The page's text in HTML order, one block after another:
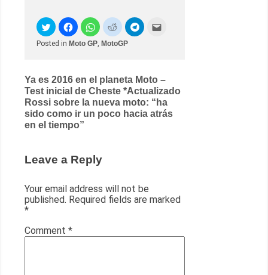
Posted in Moto GP MotoGP
Post
navigation
Ya es 2016 en el planeta Moto –
Test inicial de Cheste *Actualizado
Rossi sobre la nueva moto: “ha
sido como ir un poco hacia atrás
en el tiempo”
Leave a Reply
Your email address will not be
published. Required fields are marked
*
Comment *